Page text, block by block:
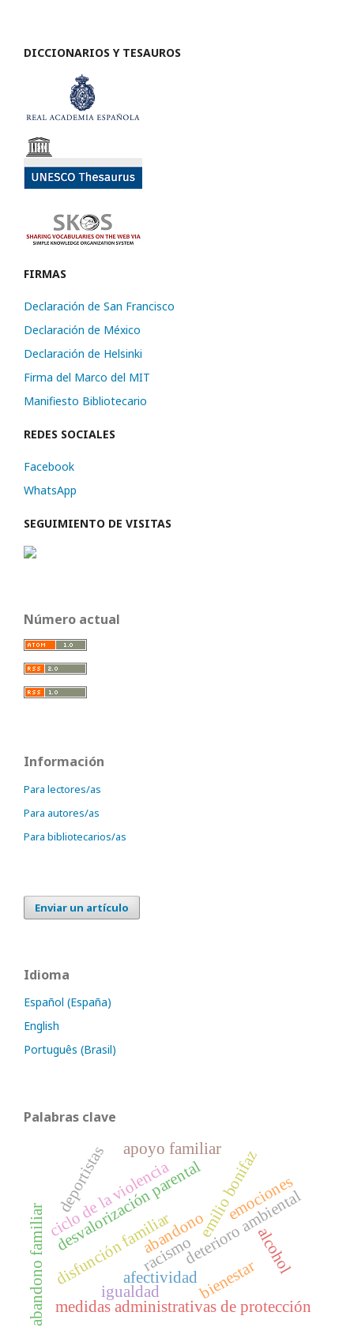
DICCIONARIOS Y TESAUROS
FIRMAS
Declaración de San Francisco
Declaración de México
Declaración de Helsinki
Firma del Marco del MIT
Manifiesto Bibliotecario
REDES SOCIALES
Facebook
WhatsApp
SEGUIMIENTO DE VISITAS
Número actual
Información
Para lectores/as
Para autores/as
Para bibliotecarios/as
Enviar un artículo
Idioma
Español (España)
English
Português (Brasil)
Palabras clave
emilio bonifaz
deterioro ambiental
disfunción familiar bienestar
ciclo de la violencia
medidas administrativas de protección
abandono familiardesvalorización parental
abandono alcohol
deportistas apoyo familiar
emociones
afectividad
racismo
igualdad